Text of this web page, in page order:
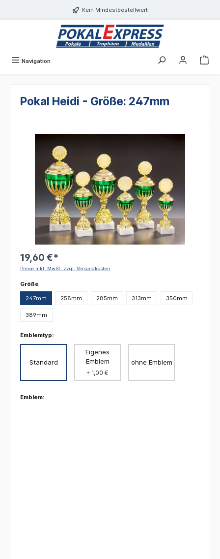
Kein Mindestbestellwert
Navigation
Pokal Heidi - Größe: 247mm
19,60 €*
Preise inkl. MwSt. zzgl. Versandkosten
Größe
247mm 258mm 285mm 313mm 350mm
389mm
Emblemtyp:
Standard
Eigenes
Emblem
+ 1,00 €
ohne Emblem
Emblem: